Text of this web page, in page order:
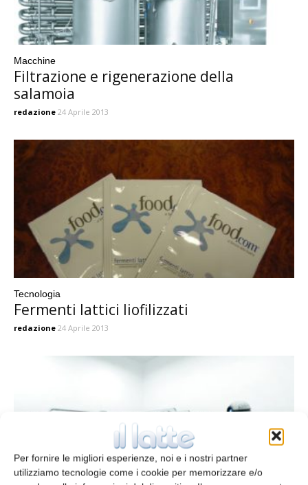
Per fornire le migliori esperienze, noi e i nostri partner
utilizziamo tecnologie come i cookie per memorizzare e/o
Macchine
Filtrazione e rigenerazione della
salamoia
redazione 24 Aprile 2013
Tecnologia
Fermenti lattici liofilizzati
redazione 24 Aprile 2013